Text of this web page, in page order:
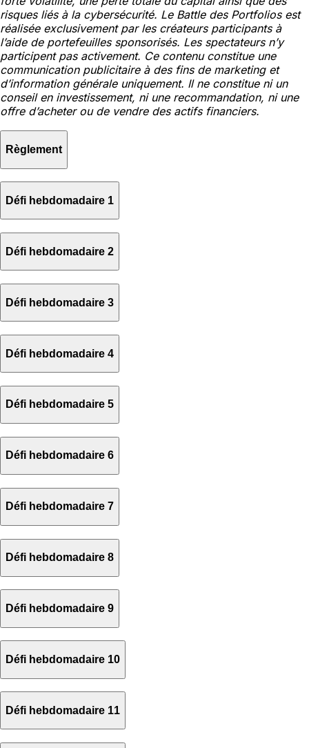
risques liés à la cybersécurité. Le Battle des Portfolios est
réalisée exclusivement par les créateurs participants à
l’aide de portefeuilles sponsorisés. Les spectateurs n’y
participent pas activement. Ce contenu constitue une
communication publicitaire à des fins de marketing et
d’information générale uniquement. Il ne constitue ni un
conseil en investissement, ni une recommandation, ni une
offre d’acheter ou de vendre des actifs financiers.
Règlement
Défi hebdomadaire 1
Défi hebdomadaire 2
Défi hebdomadaire 3
Défi hebdomadaire 4
Défi hebdomadaire 5
Défi hebdomadaire 6
Défi hebdomadaire 7
Défi hebdomadaire 8
Défi hebdomadaire 9
Défi hebdomadaire 10
Défi hebdomadaire 11